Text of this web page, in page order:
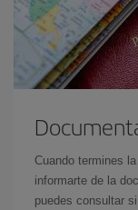
Cuando termines
informarte de la
puedes consultar